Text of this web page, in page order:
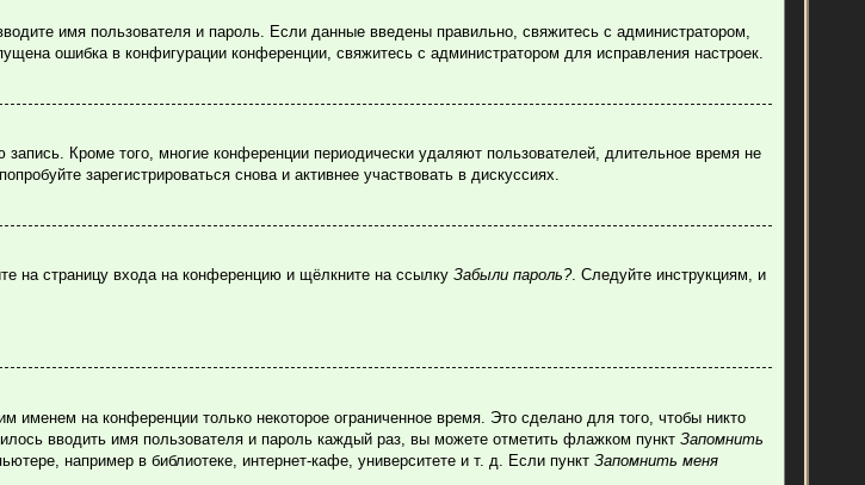
имя пользователя и пароль. Если данные введены правильно, свяжитесь с администратором,
ошибка в конфигурации конференции, свяжитесь с администратором для исправления настроек.
Кроме того, многие конференции периодически удаляют пользователей, длительное время не
зарегистрироваться снова и активнее участвовать в дискуссиях.
на страницу входа на конференцию и щёлкните на ссылкуЗабыли пароль?. Следуйте инструкциям, и
именем на конференции только некоторое ограниченное время. Это сделано для того, чтобы никто
вводить имя пользователя и пароль каждый раз, вы можете отметить флажком пунктЗапомнить
например в библиотеке, интернет-кафе, университете и т. д. Если пунктЗапомнить меня